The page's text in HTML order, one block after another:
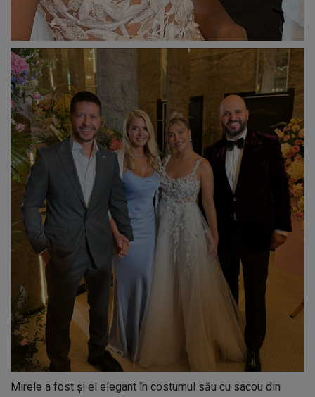
Mirele a fost și el elegant în costumul său cu sacou din